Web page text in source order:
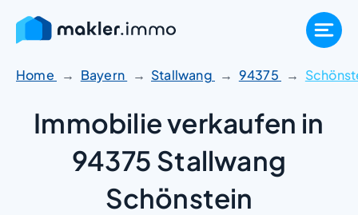
Zum
Inhalt
springen
Home Bayern Stallwang 94375
Immobilie verkaufen in
94375 Stallwang
Schönstein